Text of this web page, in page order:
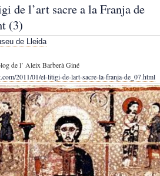
de l’art sacre a la Franja de
(3)
de Lleida
de l’ Aleix Barberà Giné
2011/01/el-litigi-de-lart-sacre-la-franja-de_07.html